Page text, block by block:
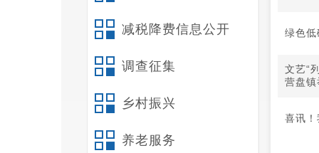
减税降费信息公开
调查征集
乡村振兴
养老服务
绿色
文艺“
营盘镇
喜讯